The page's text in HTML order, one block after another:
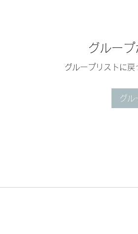
グルー
グループリストに
グル